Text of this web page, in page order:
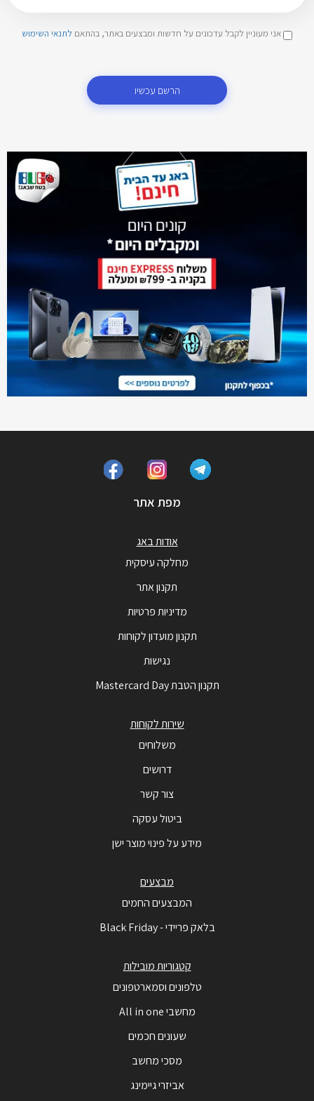
אני מעוניין לקבל עדכונים על חדשות ומבצעים באתר, בהתאם לתנאי השימוש
הרשם עכשיו
מפת אתר
אודות באג
מחלקה עיסקית
תקנון אתר
מדיניות פרטיות
תקנון מועדון לקוחות
נגישות
תקנון הטבת Mastercard Day
שירות לקוחות
משלוחים
דרושים
צור קשר
ביטול עסקה
מידע על פינוי מוצר ישן
מבצעים
המבצעים החמים
בלאק פריידי - Black Friday
קטגוריות מובילות
טלפונים וסמארטפונים
מחשבי All in one
שעונים חכמים
מסכי מחשב
אביזרי גיימינג